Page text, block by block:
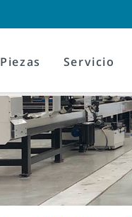
Piezas Servicio